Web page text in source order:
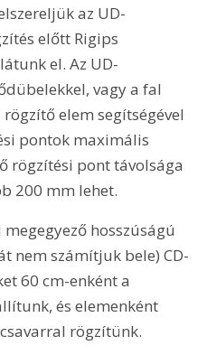
az UD-
előtt Rigips
el. Az UD-
vagy a fal
elem segítségével
pontok maximális
rögzítési pont távolsága
200 mm lehet.
hosszúságú
nem számítjuk bele) CD-
60 cm-enként a
és elemenként
rögzítünk.